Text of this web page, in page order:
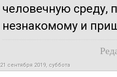
человечную среду,
незнакомому и
21 сентября 2019, суббота